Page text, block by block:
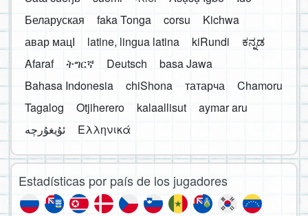
Беларуская
faka Tonga corsu
Kichwa
авар мацӀ
latine, lingua latina kiRundi
ಕನ್ನಡ
Afaraf
ትግርኛ Deutsch
basa Jawa
Bahasa Indonesia
chiShona татарча
Chamoru
Tagalog
Otjiherero kalaallisut
aymar aru
Ελληνικά
Estadísticas por país de los jugadores